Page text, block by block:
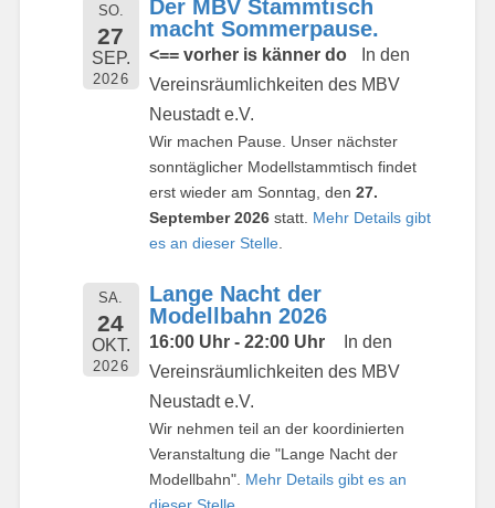
SO.
27
SEP.
2026
Der MBV Stammtisch
macht Sommerpause.
<== vorher is känner do
In den
Vereinsräumlichkeiten des MBV
Neustadt e.V.
Wir machen Pause. Unser nächster
sonntäglicher Modellstammtisch findet
erst wieder am Sonntag, den27.
September 2026 statt. Mehr Details gibt
es an dieser Stelle
SA.
24
OKT.
2026
Lange Nacht der
Modellbahn 2026
16:00 Uhr - 22:00 Uhr
In den
Vereinsräumlichkeiten des MBV
Neustadt e.V.
Wir nehmen teil an der koordinierten
Veranstaltung die "Lange Nacht der
Modellbahn". Mehr Details gibt es an
dieser Stelle